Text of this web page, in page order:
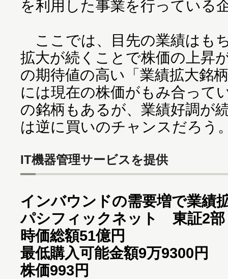
を利用した事業を行っている
ここでは、目先の業績はも
拡大が続くことで株価の上昇
の期待値の高い「業績拡大銘
には現在の株価がもみ合って
の銘柄もあるが、業績好調が
は逆に買いのチャンスだろう
IT機器管理サービスを提供
インバウンドの需要増で業績
パシフィックネット 東証2部
時価総額51億円
最低購入可能金額9万9300円
株価993円